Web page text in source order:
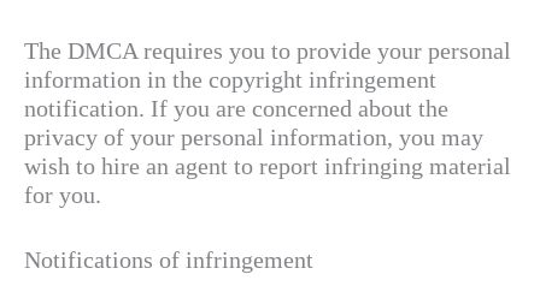
The DMCA requires you to provide your personal
information in the copyright infringement
notification. If you are concerned about the
privacy of your personal information, you may
wish to hire an agent to report infringing material
for you.
Notifications of infringement